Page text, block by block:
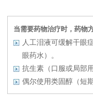
当需要药物治疗时，药物
人工泪液可缓解干眼
眼药水）。
抗生素（口服或局部
偶尔使用类固醇（短